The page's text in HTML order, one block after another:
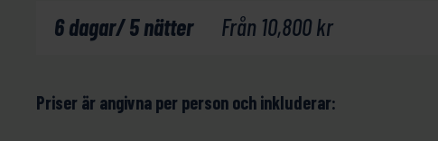
6 dagar/ 5 nätter Från 10,800kr
Priser är angivna per person och inkluderar: